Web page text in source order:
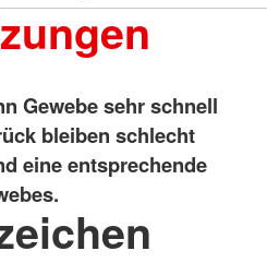
Gewebe sehr schnell
bleiben schlecht
eine entsprechende